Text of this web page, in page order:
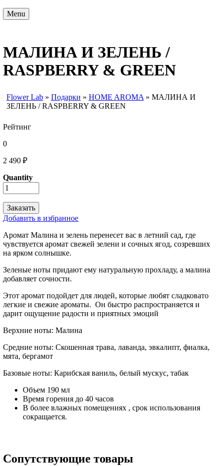
Menu
МАЛИНА И ЗЕЛЕНЬ /
RASPBERRY & GREEN
You are here
Flower Lab » Подарки » HOME AROMA » МАЛИНА И
ЗЕЛЕНЬ / RASPBERRY & GREEN
Рейтинг
0
2 490 ₽
Quantity
Добавить в избранное
Аромат Малина и зелень перенесет вас в летний сад, где
чувствуется аромат свежей зелени и сочных ягод, созревших
на ярком солнышке.
Зеленые ноты придают ему натуральную прохладу, а малина
добавляет сочности.
Этот аромат подойдет для людей, которые любят сладковато
легкие и свежие ароматы. Он быстро распространяется и
дарит ощущение радости и приятных эмоций
Верхние ноты: Малина
Средние ноты: Скошенная трава, лаванда, эвкалипт, фиалка,
мята, бергамот
Базовые ноты: Карибская ваниль, белый мускус, табак
Объем 190 мл
Время горения до 40 часов
В более влажных помещениях , срок использования
сокращается.
Сопутствующие товары